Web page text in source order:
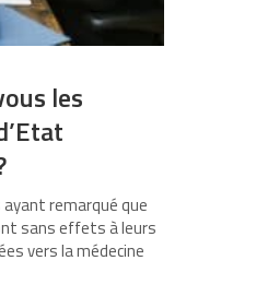
les
remarqué que
sans effets à leurs
vers la médecine